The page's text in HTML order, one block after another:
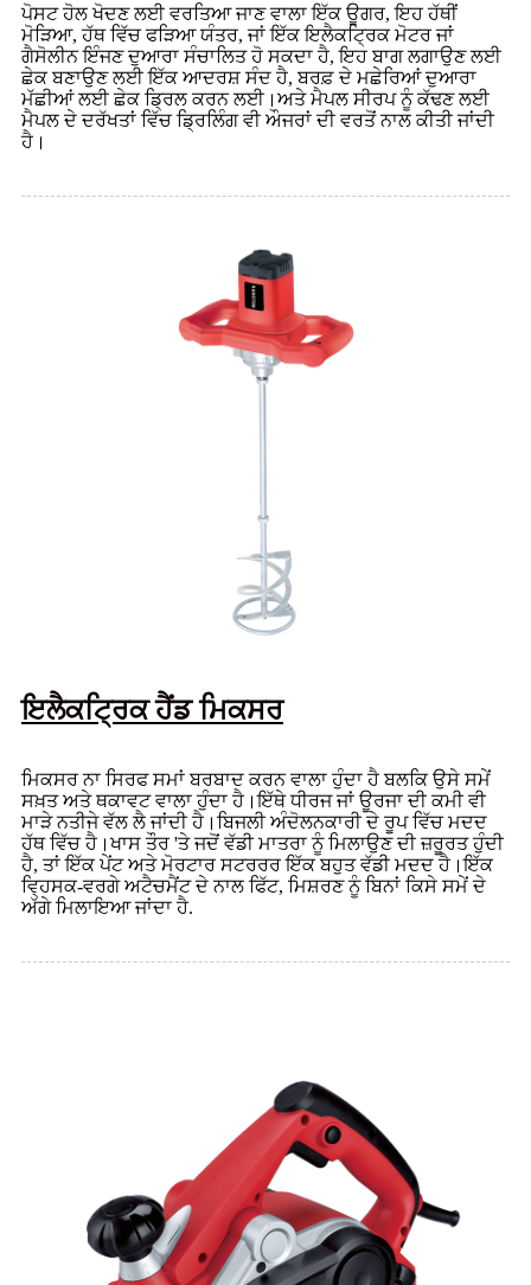
ਪੋਸਟ ਹੋਲ ਖੋਦਣ ਲਈ ਵਰਤਿਆ ਜਾਣ ਵਾਲਾ ਇੱਕ ਊਗਰ, ਇਹ ਹੱਥੀਂ
ਮੋੜਿਆ, ਹੱਥ ਵਿੱਚ ਫੜਿਆ ਯੰਤਰ, ਜਾਂ ਇੱਕ ਇਲੈਕਟ੍ਰਿਕ ਮੋਟਰ ਜਾਂ
ਗੈਸੋਲੀਨ ਇੰਜਣ ਦੁਆਰਾ ਸੰਚਾਲਿਤ ਹੋ ਸਕਦਾ ਹੈ, ਇਹ ਬਾਗ ਲਗਾਉਣ ਲਈ
ਛੇਕ ਬਣਾਉਣ ਲਈ ਇੱਕ ਆਦਰਸ਼ ਸੰਦ ਹੈ, ਬਰਫ਼ ਦੇ ਮਛੇਰਿਆਂ ਦੁਆਰਾ
ਮੱਛੀਆਂ ਲਈ ਛੇਕ ਡ੍ਰਿਲ ਕਰਨ ਲਈ।ਅਤੇ ਮੈਪਲ ਸੀਰਪ ਨੂੰ ਕੱਢਣ ਲਈ
ਮੈਪਲ ਦੇ ਦਰੱਖਤਾਂ ਵਿੱਚ ਡ੍ਰਿਲਿੰਗ ਵੀ ਔਜਰਾਂ ਦੀ ਵਰਤੋਂ ਨਾਲ ਕੀਤੀ ਜਾਂਦੀ
ਹੈ।
ਇਲੈਕਟ੍ਰਿਕ ਹੈਂਡ ਮਿਕਸਰ
ਮਿਕਸਰ ਨਾ ਸਿਰਫ ਸਮਾਂ ਬਰਬਾਦ ਕਰਨ ਵਾਲਾ ਹੁੰਦਾ ਹੈ ਬਲਕਿ ਉਸੇ ਸਮੇਂ
ਸਖ਼ਤ ਅਤੇ ਥਕਾਵਟ ਵਾਲਾ ਹੁੰਦਾ ਹੈ।ਇੱਥੇ ਧੀਰਜ ਜਾਂ ਊਰਜਾ ਦੀ ਕਮੀ ਵੀ
ਮਾੜੇ ਨਤੀਜੇ ਵੱਲ ਲੈ ਜਾਂਦੀ ਹੈ।ਬਿਜਲੀ ਅੰਦੋਲਨਕਾਰੀ ਦੇ ਰੂਪ ਵਿੱਚ ਮਦਦ
ਹੱਥ ਵਿੱਚ ਹੈ।ਖਾਸ ਤੌਰ 'ਤੇ ਜਦੋਂ ਵੱਡੀ ਮਾਤਰਾ ਨੂੰ ਮਿਲਾਉਣ ਦੀ ਜ਼ਰੂਰਤ ਹੁੰਦੀ
ਹੈ, ਤਾਂ ਇੱਕ ਪੇਂਟ ਅਤੇ ਮੋਰਟਾਰ ਸਟਰਰਰ ਇੱਕ ਬਹੁਤ ਵੱਡੀ ਮਦਦ ਹੈ।ਇੱਕ
ਵ੍ਹਿਸਕ-ਵਰਗੇ ਅਟੈਚਮੈਂਟ ਦੇ ਨਾਲ ਫਿੱਟ, ਮਿਸ਼ਰਣ ਨੂੰ ਬਿਨਾਂ ਕਿਸੇ ਸਮੇਂ ਦੇ
ਅੱਗੇ ਮਿਲਾਇਆ ਜਾਂਦਾ ਹੈ.